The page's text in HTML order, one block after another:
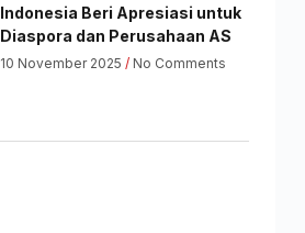
Indonesia Beri Apresiasi untuk
Diaspora dan Perusahaan AS
10 November 2025 No Comments